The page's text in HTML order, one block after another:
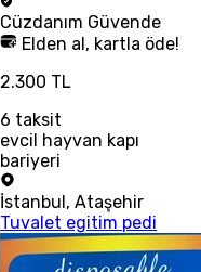
Cüzdanım Güvende
Elden al, kartla öde!
2.300 TL
6 taksit
evcil hayvan kapı
bariyeri
İstanbul,Ataşehir
Tuvalet egitim pedi